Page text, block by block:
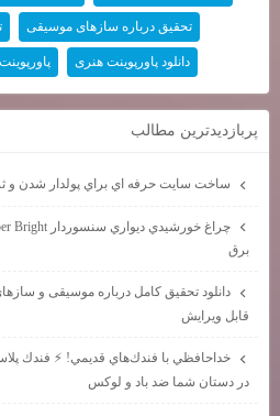
تحقیق درباره سازهای موسیقی
دانلود پاورپوینت هنری
پربازديدترين مطالب
ساخت سايت حرفه اي براي پولدار شدن و
برق
قابل ویرایش
خداحافظي با فندك‌هاي قديمي! ⚡ فندك
در دستان شما ضد باد و لوكس